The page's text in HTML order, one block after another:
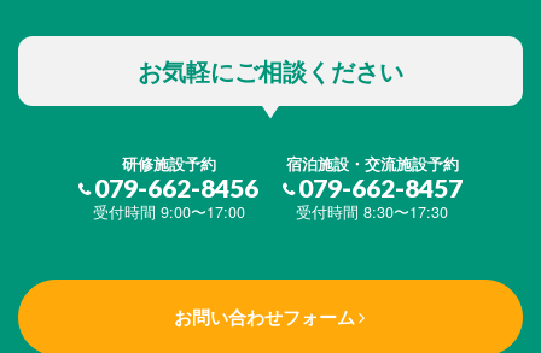
お気軽にご相談ください
研修施設予約
079-662-8456
受付時間 9:00〜17:00
宿泊施設・交流施設予約
079-662-8457
受付時間 8:30〜17:30
お問い合わせフォーム